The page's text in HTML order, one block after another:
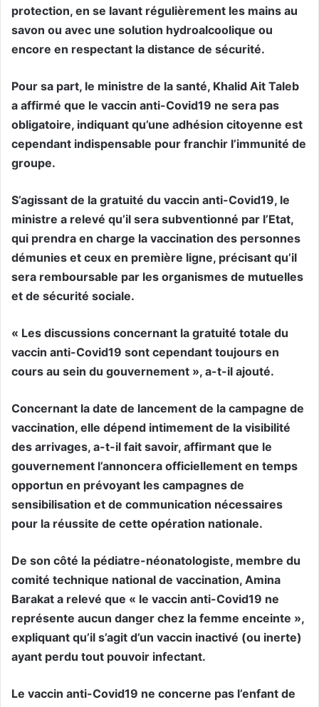
protection, en se lavant régulièrement les mains au
savon ou avec une solution hydroalcoolique ou
encore en respectant la distance de sécurité.
Pour sa part, le ministre de la santé, Khalid Ait Taleb
a affirmé que le vaccin anti-Covid19 ne sera pas
obligatoire, indiquant qu’une adhésion citoyenne est
cependant indispensable pour franchir l’immunité de
groupe.
S’agissant de la gratuité du vaccin anti-Covid19, le
ministre a relevé qu’il sera subventionné par l’Etat,
qui prendra en charge la vaccination des personnes
démunies et ceux en première ligne, précisant qu’il
sera remboursable par les organismes de mutuelles
et de sécurité sociale.
« Les discussions concernant la gratuité totale du
vaccin anti-Covid19 sont cependant toujours en
cours au sein du gouvernement », a-t-il ajouté.
Concernant la date de lancement de la campagne de
vaccination, elle dépend intimement de la visibilité
des arrivages, a-t-il fait savoir, affirmant que le
gouvernement l’annoncera officiellement en temps
opportun en prévoyant les campagnes de
sensibilisation et de communication nécessaires
pour la réussite de cette opération nationale.
De son côté la pédiatre-néonatologiste, membre du
comité technique national de vaccination, Amina
Barakat a relevé que « le vaccin anti-Covid19 ne
représente aucun danger chez la femme enceinte »,
expliquant qu’il s’agit d’un vaccin inactivé (ou inerte)
ayant perdu tout pouvoir infectant.
Le vaccin anti-Covid19 ne concerne pas l’enfant de